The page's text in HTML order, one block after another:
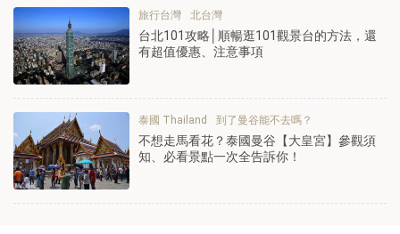
旅行台灣 北台灣
台北101攻略│順暢逛101觀景台的方法，還
有超值優惠、注意事項
泰國 Thailand 到了曼谷能不去嗎？
不想走馬看花？泰國曼谷【大皇宮】參觀須
知、必看景點一次全告訴你！